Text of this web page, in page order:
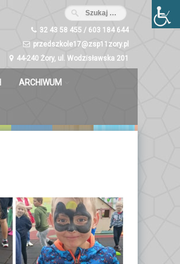
32 43 58 455 / 603 184 644
przedszkole17@zsp11zory.pl
44-240 Żory, ul. Wodzisławska 201
ARCHIWUM
Świetliki 2023/2024
Bystrzaki 2023/2024